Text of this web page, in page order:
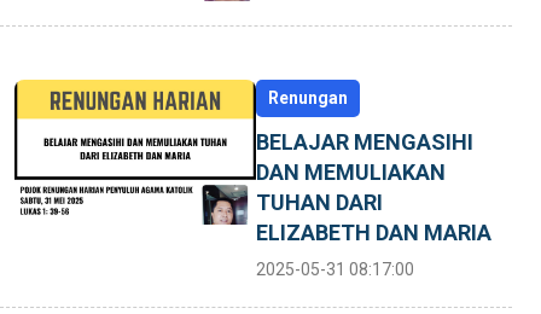
Renungan
BELAJAR MENGASIHI
DAN MEMULIAKAN
TUHAN DARI
ELIZABETH DAN MARIA
2025-05-31 08:17:00